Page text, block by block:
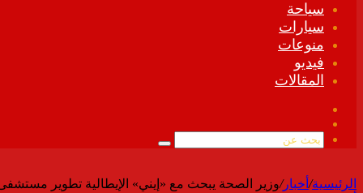
سياحة
سيارات
منوعات
فيديو
المقالات
الموقع
بحث
الرئيسية/ أخبار/وزير الصحة يبحث مع «إيني» الإيطالية تطوير